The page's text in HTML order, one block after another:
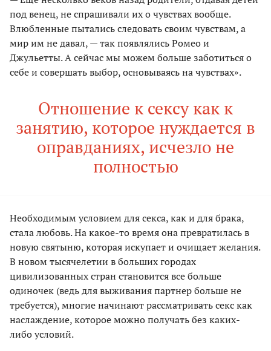
под венец, не спрашивали их о чувствах вообще.
Влюбленные пытались следовать своим чувствам, а
мир им не давал, — так появлялись Ромео и
Джульетты. А сейчас мы можем больше заботиться о
себе и совершать выбор, основываясь на чувствах».
Отношение к сексу как к
занятию, которое нуждается в
оправданиях, исчезло не
полностью
Необходимым условием для секса, как и для брака,
стала любовь. На какое-то время она превратилась в
новую святыню, которая искупает и очищает желания.
В новом тысячелетии в больших городах
цивилизованных стран становится все больше
одиночек (ведь для выживания партнер больше не
требуется), многие начинают рассматривать секс как
наслаждение, которое можно получать без каких-
либо условий.